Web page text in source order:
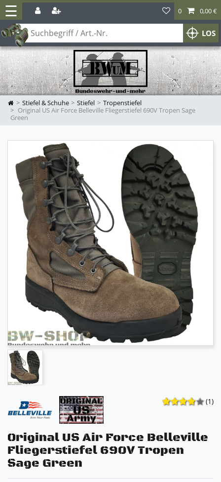
☰
LOS
0 0,00 €
Stiefel & Schuhe Stiefel
Tropenstiefel
Original US Air Force Belleville Fliegerstiefel 690V Tropen Sage
Green
(1)
Original US Air Force Belleville
Fliegerstiefel 690V Tropen
Sage Green